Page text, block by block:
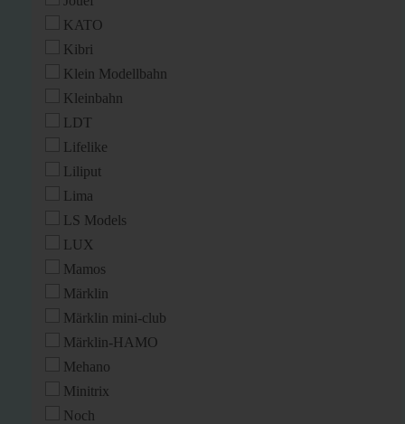
KATO
Kibri
Klein Modellbahn
Kleinbahn
LDT
Lifelike
Liliput
Lima
LS Models
LUX
Mamos
Märklin
Märklin mini-club
Märklin-HAMO
Mehano
Minitrix
Noch